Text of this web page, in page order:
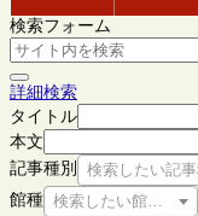
検索フォーム
詳細検索
タイトル
本文
記事種別
検索したい記
館種 検索したい館種を選